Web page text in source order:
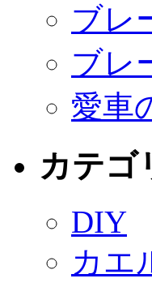
ブレ
ブレ
愛車
カテゴ
DIY
カエ